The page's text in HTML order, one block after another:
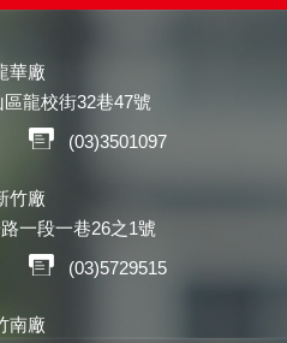
華廠
龍校街32巷47號
(03)3501097
竹廠
一段一巷26之1號
(03)5729515
南廠